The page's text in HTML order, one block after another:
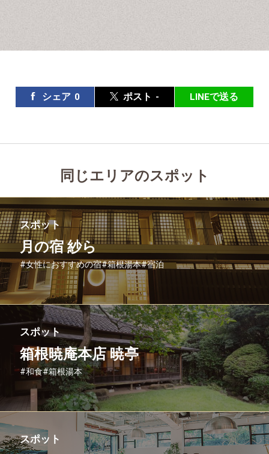
シェア 0 ポスト - LINEで送る
同じエリアのスポット
スポット
月の宿 紗ら
#女性におすすめの宿#箱根湯本#宿泊
スポット
箱根暁庵本店 暁亭
#和食#箱根湯本
スポット